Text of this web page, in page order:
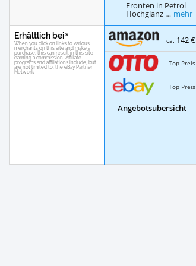
Fronten in Petrol
Hochglanz … mehr
Erhältlich bei ca. 142 €
Top Preis
Top Preis
Angebotsübersicht